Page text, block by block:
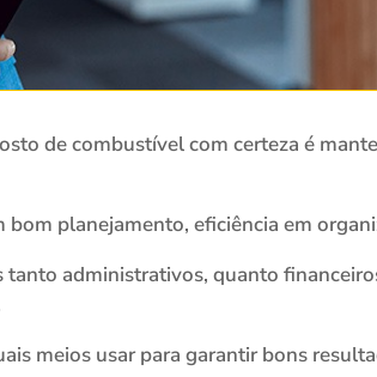
de combustível com certeza é
planejamento, eficiência em
tanto administrativos, quanto
meios usar para garantir bons